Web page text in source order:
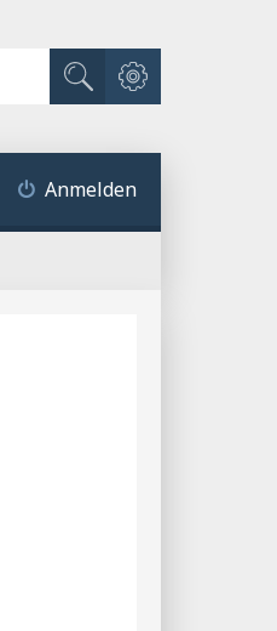
Suche
Erweiterte Suche
Anmelden